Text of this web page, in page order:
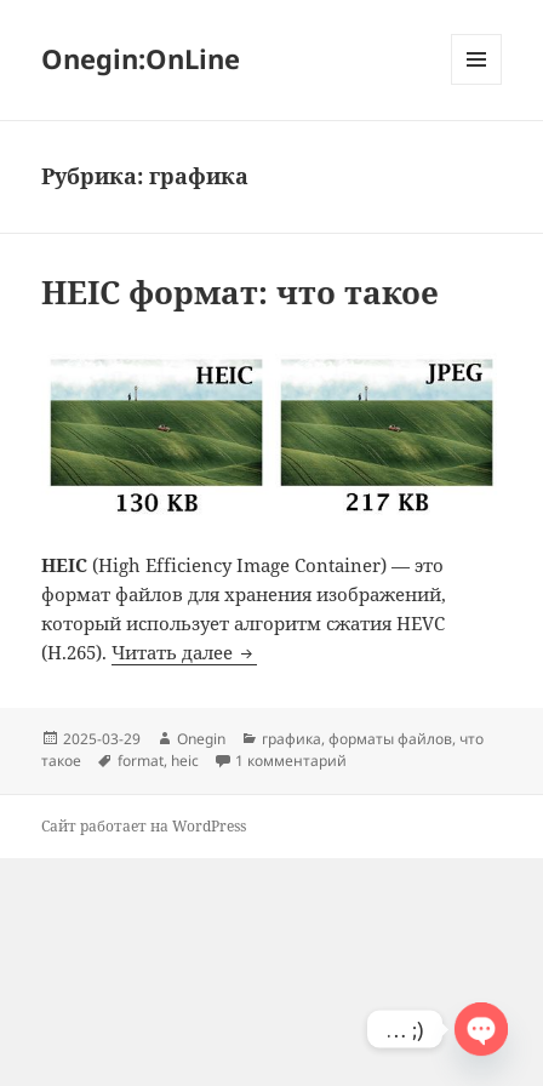
Onegin:OnLine
Рубрика:графика
HEIC формат: что такое
HEIC (High Efficiency Image Container) — это
формат файлов для хранения изображений,
который использует алгоритм сжатия HEVC
(H.265).Читать далее HEIC формат: что такое
Опубликовано
2025-03-29 Автор
Onegin Рубрики
графика,форматы файлов, что
такое
Метки
format, heic 1 комментарий
Сайт работает на WordPress
… ;)